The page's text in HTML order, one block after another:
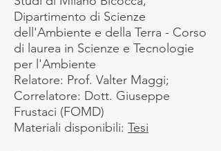
Dipartimento di Scienze
dell'Ambiente e della Terra - Corso
di laurea in Scienze e Tecnologie
per l'Ambiente
Relatore: Prof. Valter Maggi;
Correlatore: Dott. Giuseppe
Frustaci (FOMD)
Materiali disponibili: Tesi